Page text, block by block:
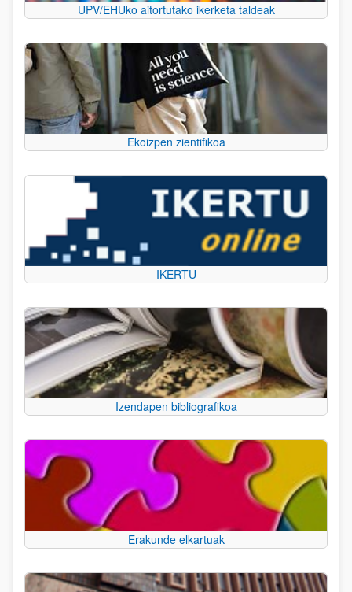
UPV/EHUko aitortutako ikerketa taldeak
Ekoizpen zientifikoa
IKERTU
Izendapen bibliografikoa
Erakunde elkartuak